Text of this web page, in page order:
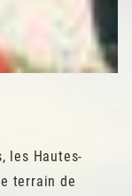
les Hautes-
terrain de